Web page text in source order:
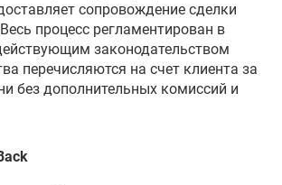
сопровождение сделки
процесс регламентирован в
законодательством
перечисляются на счет клиента за
без дополнительных комиссий и